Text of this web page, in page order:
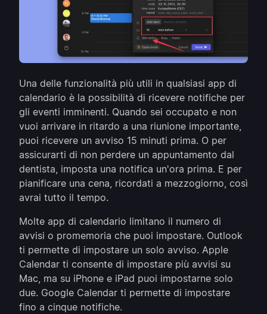
Una delle funzionalità più utili in qualsiasi app di
calendario è la possibilità di ricevere notifiche per
gli eventi imminenti. Quando sei occupato e non
vuoi arrivare in ritardo a una riunione importante,
puoi ricevere un avviso 15 minuti prima. O per
assicurarti di non perdere un appuntamento dal
dentista, imposta una notifica un'ora prima. E per
pianificare una cena, ricordati a mezzogiorno, così
avrai tutto il tempo.
Molte app di calendario limitano il numero di
avvisi o promemoria che puoi impostare. Outlook
ti permette di impostare un solo avviso. Apple
Calendar ti consente di impostare più avvisi su
Mac, ma su iPhone e iPad puoi impostarne solo
due. Google Calendar ti permette di impostare
fino a cinque notifiche.